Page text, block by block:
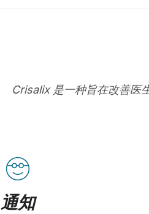
Crisalix 是一种旨在改善医
通知